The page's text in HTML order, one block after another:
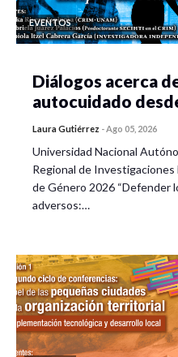
EVENTOS
Diálogos acerca
autocuidado
Laura Gutiérrez -Ago 05, 2026
Universidad Nacional
Regional de
de Género 2026 “Defender
adversos:…